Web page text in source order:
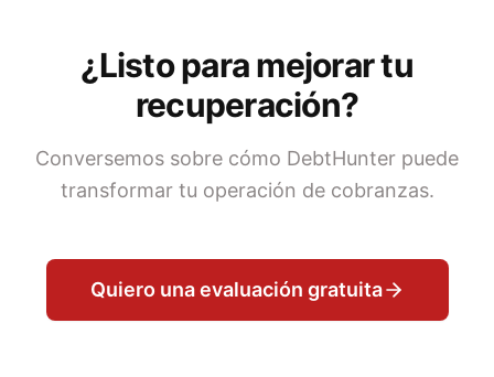
¿Listo para mejorar tu
recuperación?
Conversemos sobre cómo DebtHunter puede
transformar tu operación de cobranzas.
Quiero una evaluación gratuita